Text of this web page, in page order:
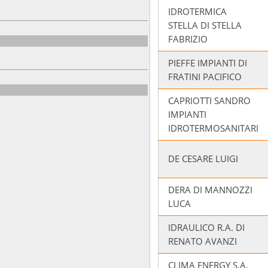
IDROTERMICA
STELLA DI STELLA
FABRIZIO
PIEFFE IMPIANTI DI
FRATINI PACIFICO
CAPRIOTTI SANDRO
IMPIANTI
IDROTERMOSANITARI
DE CESARE LUIGI
DERA DI MANNOZZI
LUCA
IDRAULICO R.A. DI
RENATO AVANZI
CLIMA ENERGY S.A.